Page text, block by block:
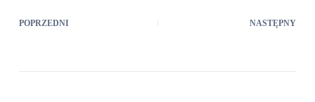
POPRZEDNI NASTĘPNY